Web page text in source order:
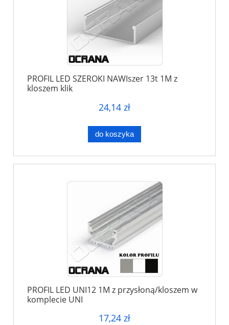
PROFIL LED SZEROKI NAWIszer 13t 1M z
kloszem klik
24,14 zł
do koszyka
PROFIL LED UNI12 1M z przysłoną/kloszem w
komplecie UNI
17,24 zł